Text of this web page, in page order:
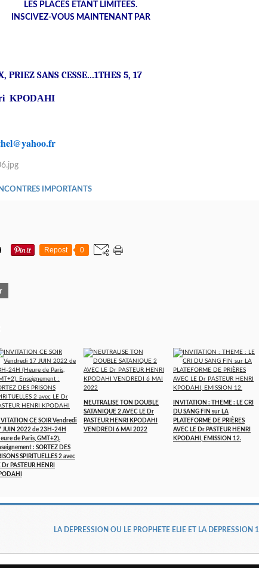
LES PLACES ETANT LIMITEES.
INSCIVEZ-VOUS MAINTENANT PAR
PRIEZ SANS CESSE...1THES 5, 17
KPODAHI
IMPORTANTS
Repost 0
CE SOIR Vendredi
JUIN 2022 de 23H-24H
de Paris, GMT+2).
: SORTEZ DES
SPIRITUELLES 2 avec
Dr PASTEUR HENRI
NEUTRALISE TON DOUBLE
SATANIQUE 2 AVEC LE Dr
PASTEUR HENRI KPODAHI
VENDREDI 6 MAI 2022
INVITATION : THEME : LE CRI
DU SANG FIN sur LA
PLATEFORME DE PRIÈRES
AVEC LE Dr PASTEUR HENRI
KPODAHI, EMISSION 12.
LA DEPRESSION OU LE PROPHETE ELIE ET LA DEPRESSION 1